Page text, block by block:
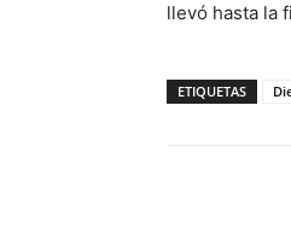
llevó hasta la
ETIQUETAS